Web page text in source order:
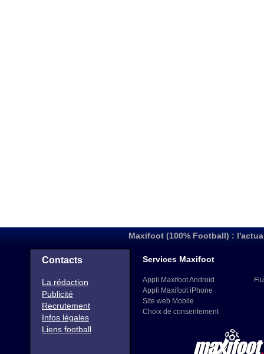
Maxifoot (100% Football) :
Contacts
La rédaction
Publicité
Recrutement
Infos légales
Liens football
Services Maxifoot
Appli Maxifoot Android
Appli Maxifoot iPhone
Site web Mobile
Choix de consentement